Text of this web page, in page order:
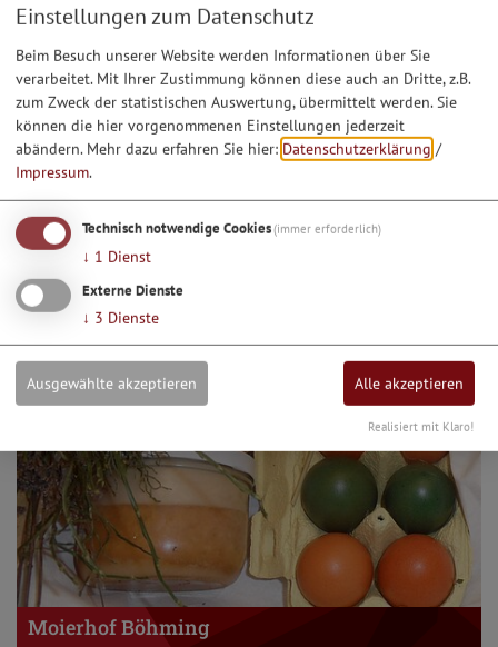
Forellenzucht Lang
Moierhof Böhming
Einstellungen zum Datenschutz
Beim Besuch unserer Website werden Informationen über Sie
verarbeitet. Mit Ihrer Zustimmung können diese auch an Dritte, z.B.
zum Zweck der statistischen Auswertung, übermittelt werden. Sie
können die hier vorgenommenen Einstellungen jederzeit
abändern. Mehr dazu erfahren Sie hier: Datenschutzerklärung /
Impressum.
Technisch notwendige Cookies(immer erforderlich)
↓ 1 Dienst
Externe Dienste
↓ 3 Dienste
Ausgewählte akzeptieren Alle akzeptieren
Realisiert mit Klaro!